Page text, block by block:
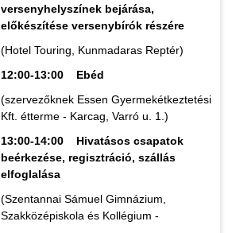
versenyhelyszínek bejárása,
előkészítése versenybírók részére
(Hotel Touring, Kunmadaras Reptér)
12:00-13:00 Ebéd
(szervezőknek Essen Gyermekétkeztetési
Kft. étterme - Karcag, Varró u. 1.)
13:00-14:00 Hivatásos csapatok
beérkezése, regisztráció, szállás
elfoglalása
(Szentannai Sámuel Gimnázium,
Szakközépiskola és Kollégium -